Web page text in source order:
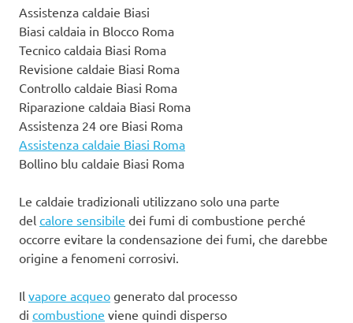
Assistenza caldaie Biasi
Biasi caldaia in Blocco Roma
Tecnico caldaia Biasi Roma
Revisione caldaie Biasi Roma
Controllo caldaie Biasi Roma
Riparazione caldaia Biasi Roma
Assistenza 24 ore Biasi Roma
Assistenza caldaie Biasi Roma
Bollino blu caldaie Biasi Roma
Le caldaie tradizionali utilizzano solo una parte
del calore sensibile dei fumi di combustione perché
occorre evitare la condensazione dei fumi, che darebbe
origine a fenomeni corrosivi.
Il vapore acqueo generato dal processo
di combustione viene quindi disperso